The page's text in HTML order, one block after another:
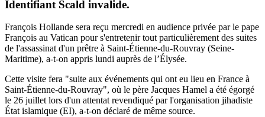
Identifiant Scald invalide.
François Hollande sera reçu mercredi en audience privée par le pape
François au Vatican pour s'entretenir tout particulièrement des suites
de l'assassinat d'un prêtre à Saint-Étienne-du-Rouvray (Seine-
Maritime), a-t-on appris lundi auprès de l’Élysée.
Cette visite fera "suite aux événements qui ont eu lieu en France à
Saint-Étienne-du-Rouvray", où le père Jacques Hamel a été égorgé
le 26 juillet lors d'un attentat revendiqué par l'organisation jihadiste
État islamique (EI), a-t-on déclaré de même source.